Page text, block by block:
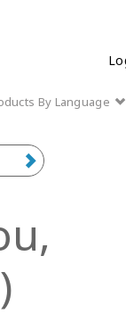
By Language